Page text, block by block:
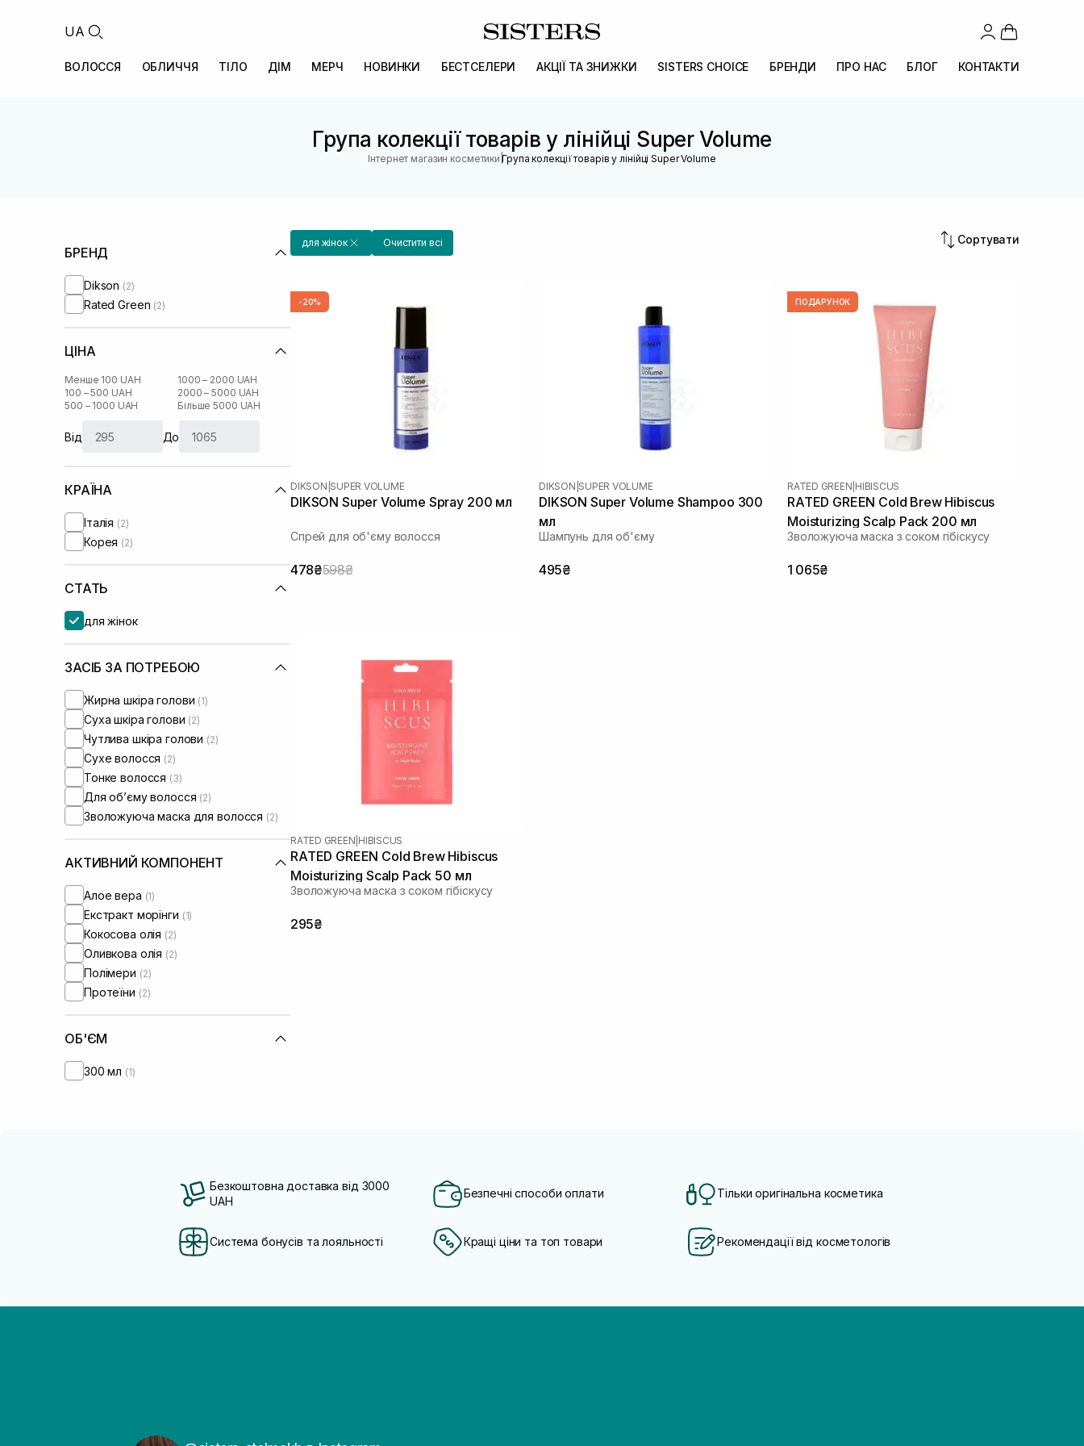
UA
ВОЛОССЯ ОБЛИЧЧЯ ТІЛО ДІМ МЕРЧ НОВИНКИ БЕСТСЕЛЕРИ АКЦІЇ ТА ЗНИЖКИ SISTERS CHOICE БРЕНДИ ПРО НАС БЛОГ КОНТАКТИ
Група колекції товарів у лінійці Super Volume
Інтернет магазин косметики |Група колекції товарів у лінійці Super Volume
БРЕНД
Dikson (2)
Rated Green (2)
ЦІНА
Менше 100 UAH
100 – 500 UAH
500 – 1000 UAH
1000 – 2000 UAH
2000 – 5000 UAH
Більше 5000 UAH
Від До
КРАЇНА
Італія (2)
Корея (2)
СТАТЬ
для жінок
ЗАСІБ ЗА ПОТРЕБОЮ
Жирна шкіра голови (1)
Суха шкіра голови (2)
Чутлива шкіра голови (2)
Сухе волосся (2)
Тонке волосся (3)
Для обʼєму волосся (2)
Зволожуюча маска для волосся (2)
АКТИВНИЙ КОМПОНЕНТ
Алое вера (1)
Екстракт морінги (1)
Кокосова олія (2)
Оливкова олія (2)
Полімери (2)
Протеїни (2)
ОБ'ЄМ
300 мл (1)
для жінок Очистити всі Сортувати
-20%
DIKSON SUPER VOLUME
DIKSON Super Volume Spray 200 мл
Спрей для об'єму волосся
478₴598₴
DIKSON SUPER VOLUME
DIKSON Super Volume Shampoo 300
мл
Шампунь для об'єму
495₴
ПОДАРУНОК
RATED GREEN HIBISCUS
RATED GREEN Cold Brew Hibiscus
Moisturizing Scalp Pack 200 мл
Зволожуюча маска з соком гібіскусу
1 065₴
RATED GREEN HIBISCUS
RATED GREEN Cold Brew Hibiscus
Moisturizing Scalp Pack 50 мл
Зволожуюча маска з соком гібіскусу
295₴
Безкоштовна доставка від 3000
UAH
Безпечні способи оплати Тільки оригінальна косметика
Система бонусів та лояльності Кращі ціни та топ товари Рекомендації від косметологів